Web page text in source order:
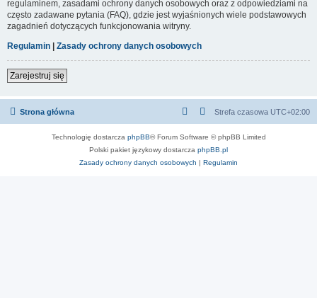
regulaminem, zasadami ochrony danych osobowych oraz z odpowiedziami na
często zadawane pytania (FAQ), gdzie jest wyjaśnionych wiele podstawowych
zagadnień dotyczących funkcjonowania witryny.
Regulamin | Zasady ochrony danych osobowych
Zarejestruj się
Strona główna Strefa czasowa UTC+02:00
Technologię dostarcza phpBB® Forum Software © phpBB Limited
Polski pakiet językowy dostarcza phpBB.pl
Zasady ochrony danych osobowych | Regulamin